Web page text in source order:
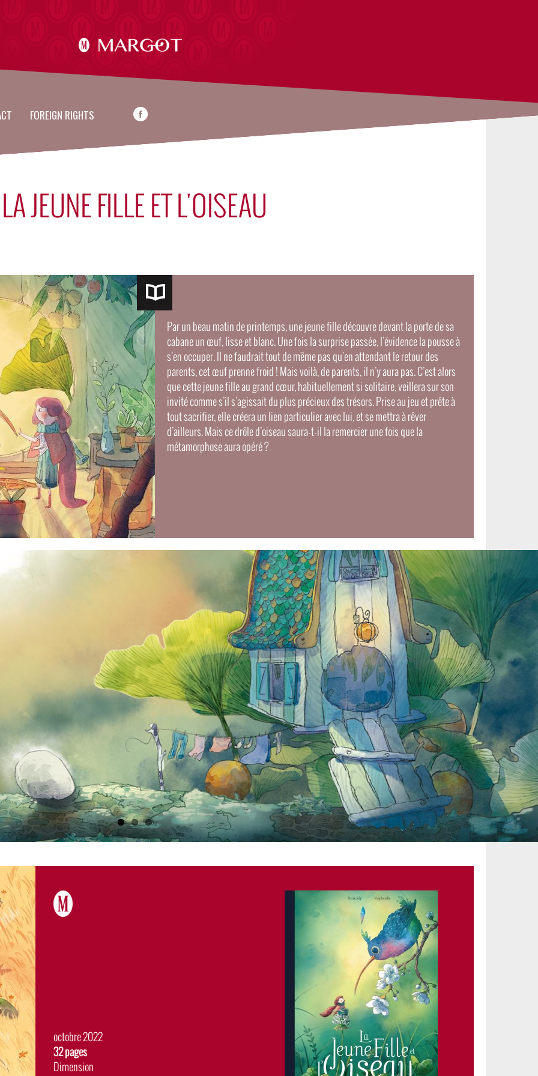
FOREIGN RIGHTS
LA JEUNE FILLE ET L'OISEAU
Par un beau matin de printemps, une jeune fille découvre devant la porte de sa
cabane un œuf, lisse et blanc. Une fois la surprise passée, l’évidence la pousse à
s’en occuper. Il ne faudrait tout de même pas qu’en attendant le retour des
parents, cet œuf prenne froid ! Mais voilà, de parents, il n’y aura pas. C’est alors
que cette jeune fille au grand cœur, habituellement si solitaire, veillera sur son
invité comme s’il s’agissait du plus précieux des trésors. Prise au jeu et prête à
tout sacrifier, elle créera un lien particulier avec lui, et se mettra à rêver
d’ailleurs. Mais ce drôle d’oiseau saura-t-il la remercier une fois que la
métamorphose aura opéré ?
Pages
Date
de
sortie
octobre 2022
Album
32 pages
Dimension
Couverture